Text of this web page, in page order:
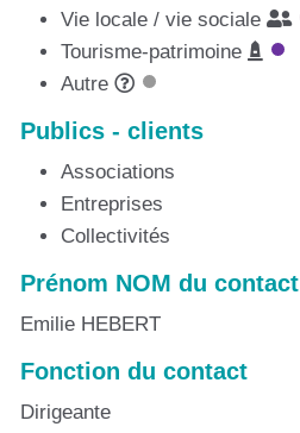
Vie locale / vie sociale
Tourisme-patrimoine
Autre
Publics - clients
Associations
Entreprises
Collectivités
Prénom NOM du contact
Emilie HEBERT
Fonction du contact
Dirigeante